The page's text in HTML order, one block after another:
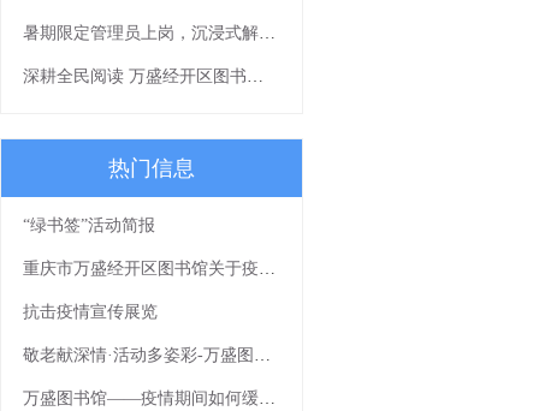
暑期限定管理员上岗，沉浸式解锁书香假期
深耕全民阅读 万盛经开区图书馆《让我们一起读书吧》书香课堂顺利开展
热门信息
“绿书签”活动简报
重庆市万盛经开区图书馆关于疫情防控期间免费开放的通知
抗击疫情宣传展览
敬老献深情·活动多姿彩-万盛图书馆敬老月文化下乡活动浓情上演
万盛图书馆——疫情期间如何缓解焦虑